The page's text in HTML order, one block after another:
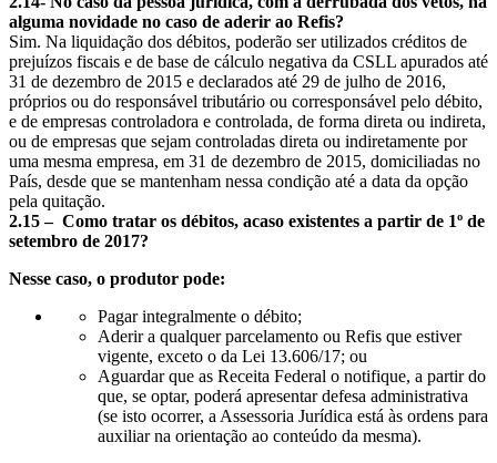
alguma novidade no caso de aderir ao Refis?
Sim. Na liquidação dos débitos, poderão ser utilizados créditos de
prejuízos fiscais e de base de cálculo negativa da CSLL apurados até
31 de dezembro de 2015 e declarados até 29 de julho de 2016,
próprios ou do responsável tributário ou corresponsável pelo débito,
e de empresas controladora e controlada, de forma direta ou indireta,
ou de empresas que sejam controladas direta ou indiretamente por
uma mesma empresa, em 31 de dezembro de 2015, domiciliadas no
País, desde que se mantenham nessa condição até a data da opção
pela quitação.
2.15 – Como tratar os débitos, acaso existentes a partir de 1º de
setembro de 2017?
Nesse caso, o produtor pode:
Pagar integralmente o débito;
Aderir a qualquer parcelamento ou Refis que estiver
vigente, exceto o da Lei 13.606/17; ou
Aguardar que as Receita Federal o notifique, a partir do
que, se optar, poderá apresentar defesa administrativa
(se isto ocorrer, a Assessoria Jurídica está às ordens para
auxiliar na orientação ao conteúdo da mesma).